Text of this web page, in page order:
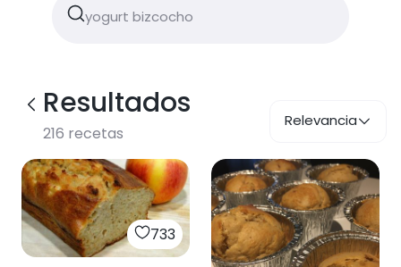
Resultados
216 recetas
Relevancia
733